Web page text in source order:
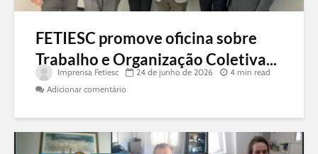
FETIESC promove oficina sobre
Trabalho e Organização Coletiva...
Imprensa Fetiesc 24 de junho de 2026
4 min read
Adicionar comentário